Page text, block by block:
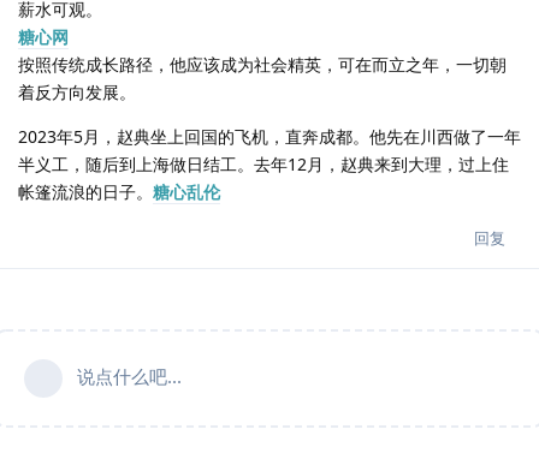
薪水可观。
糖心网
按照传统成长路径，他应该成为社会精英，可在而立之年，一切朝
着反方向发展。
2023年5月，赵典坐上回国的飞机，直奔成都。他先在川西做了一年
半义工，随后到上海做日结工。去年12月，赵典来到大理，过上住
帐篷流浪的日子。 糖心乱伦
回复
说点什么吧...